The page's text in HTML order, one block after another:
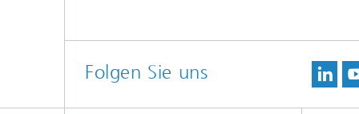
Folgen Sie uns